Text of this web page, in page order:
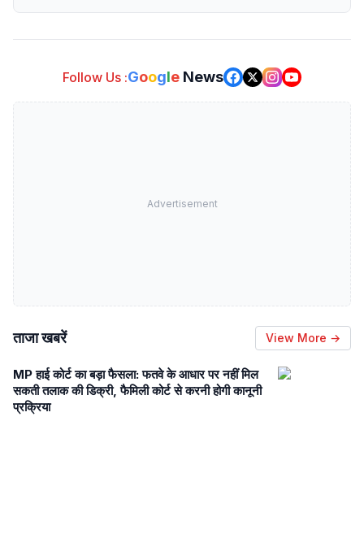
Follow Us :Google News
Advertisement
ताजा खबरें View More →
MP हाई कोर्ट का बड़ा फैसला: फतवे के आधार पर नहीं मिल
सकती तलाक की डिक्री, फैमिली कोर्ट से करनी होगी कानूनी
प्रक्रिया